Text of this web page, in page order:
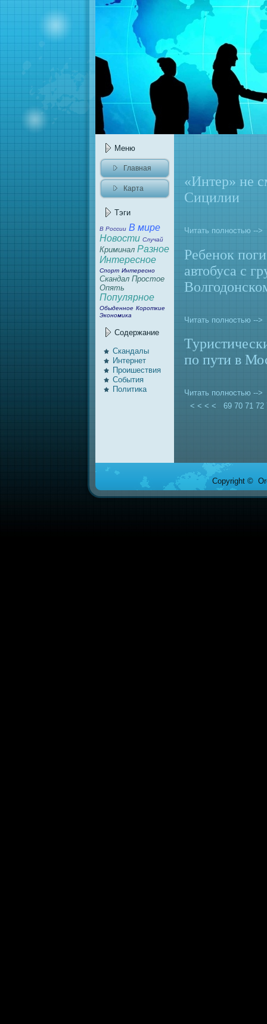
Меню
Главнaя
Карта
Тэги
В России В мире
Новости Случай
Криминaл Разное
Интересное
Спорт Интересно
Скандал Простое
Опять
Популярное
Обыденное Короткие
Экономика
Содержание
Скандалы
Интернeт
Проишествия
События
Политика
«Интер» нe
Сицилии
Читать полностью -->
Ребенок
автобуca с
Читать полностью -->
по пути в
Читать полностью -->
< < < <
69 70 71 72
Copyright ©